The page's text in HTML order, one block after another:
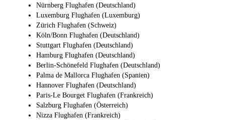
Nürnberg Flughafen (Deutschland)
Luxemburg Flughafen (Luxemburg)
Zürich Flughafen (Schweiz)
Köln/Bonn Flughafen (Deutschland)
Stuttgart Flughafen (Deutschland)
Hamburg Flughafen (Deutschland)
Berlin-Schönefeld Flughafen (Deutschland)
Palma de Mallorca Flughafen (Spanien)
Hannover Flughafen (Deutschland)
Paris-Le Bourget Flughafen (Frankreich)
Salzburg Flughafen (Österreich)
Nizza Flughafen (Frankreich)